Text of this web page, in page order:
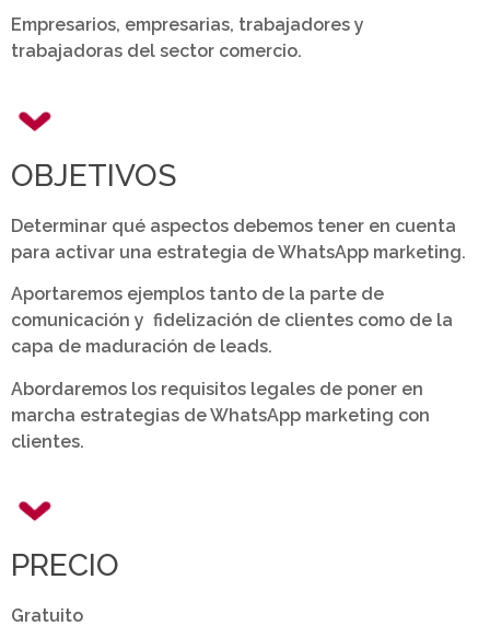
Empresarios, empresarias, trabajadores y
trabajadoras del sector comercio.
OBJETIVOS
Determinar qué aspectos debemos tener en cuenta
para activar una estrategia de WhatsApp marketing.
Aportaremos ejemplos tanto de la parte de
comunicación y fidelización de clientes como de la
capa de maduración de leads.
Abordaremos los requisitos legales de poner en
marcha estrategias de WhatsApp marketing con
clientes.
PRECIO
Gratuito